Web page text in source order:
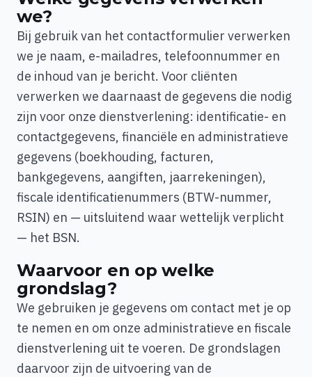
we?
Bij gebruik van het contactformulier verwerken
we je naam, e-mailadres, telefoonnummer en
de inhoud van je bericht. Voor cliënten
verwerken we daarnaast de gegevens die nodig
zijn voor onze dienstverlening: identificatie- en
contactgegevens, financiële en administratieve
gegevens (boekhouding, facturen,
bankgegevens, aangiften, jaarrekeningen),
fiscale identificatienummers (BTW-nummer,
RSIN) en — uitsluitend waar wettelijk verplicht
— het BSN.
Waarvoor en op welke
grondslag?
We gebruiken je gegevens om contact met je op
te nemen en om onze administratieve en fiscale
dienstverlening uit te voeren. De grondslagen
daarvoor zijn de uitvoering van de